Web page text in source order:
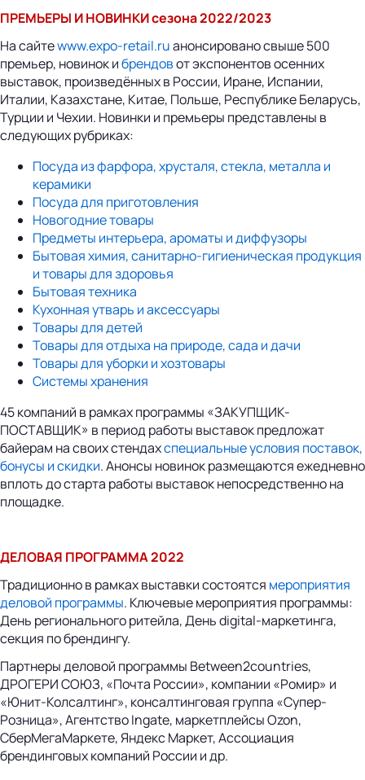
ПРЕМЬЕРЫ И НОВИНКИ сезона 2022/2023
На сайтеwww.expo-retail.ruанонсировано свыше 500
премьер, новинок ибрендовот экспонентов осенних
выставок, произведённых в России, Иране, Испании,
Италии, Казахстане, Китае, Польше, Республике Беларусь,
Турции и Чехии. Новинки и премьеры представлены в
следующих рубриках:
Посуда из фарфора, хрусталя, стекла, металла и
керамики
Посуда для приготовления
Новогодние товары
Предметы интерьера, ароматы и диффузоры
Бытовая химия, санитарно-гигиеническая продукция
и товары для здоровья
Бытовая техника
Кухонная утварь и аксессуары
Товары для детей
Товары для отдыха на природе, сада и дачи
Товары для уборки и хозтовары
Системы хранения
45 компаний в рамках программы «ЗАКУПЩИК-
ПОСТАВЩИК» в период работы выставок предложат
байерам на своих стендахспециальные условия поставок,
бонусы и скидки. Анонсы новинок размещаются ежедневно
вплоть до старта работы выставок непосредственно на
площадке.
ДЕЛОВАЯ ПРОГРАММА 2022
Традиционно в рамках выставки состоятся мероприятия
деловой программы. Ключевые мероприятия программы:
День регионального ритейла, День digital-маркетинга,
секция по брендингу.
Партнеры деловой программы Between2countries,
ДРОГЕРИ СОЮЗ, «Почта России», компании «Ромир» и
«Юнит-Колсалтинг», консалтинговая группа «Супер-
Розница», Агентство Ingate, маркетплейсы Ozon,
СберМегаМаркете, Яндекс Маркет, Ассоциация
брендинговых компаний России и др.